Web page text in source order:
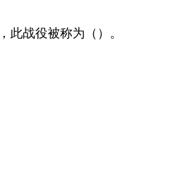
战役被称为（）。